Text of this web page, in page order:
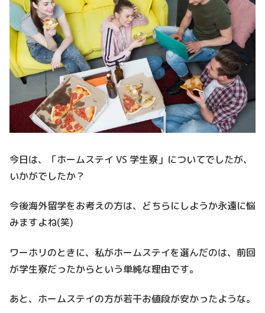
今日は、「ホームステイ VS 学生寮」についてでしたが、
いかがでしたか？
今後海外留学をお考えの方は、どちらにしようか永遠に悩
みますよね(笑)
ワーホリのときに、私がホームステイを選んだのは、前回
が学生寮だったからという単純な理由です。
あと、ホームステイの方が若干お値段が安かったような。